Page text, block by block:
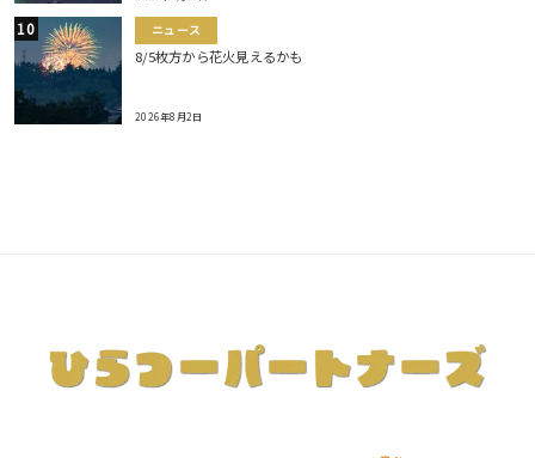
ニュース
8/5枚方から花火見えるかも
2026年8月2日